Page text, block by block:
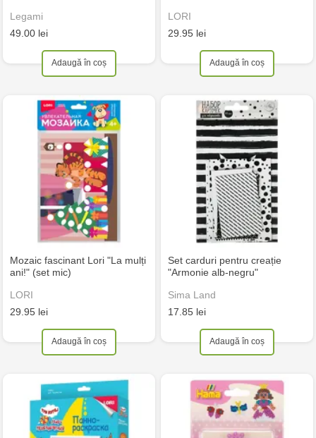
Legami
49.00 lei
Adaugă în coș
LORI
29.95 lei
Adaugă în coș
Mozaic fascinant Lori "La mulți
ani!" (set mic)
LORI
29.95 lei
Adaugă în coș
Set carduri pentru creație
"Armonie alb-negru"
Sima Land
17.85 lei
Adaugă în coș